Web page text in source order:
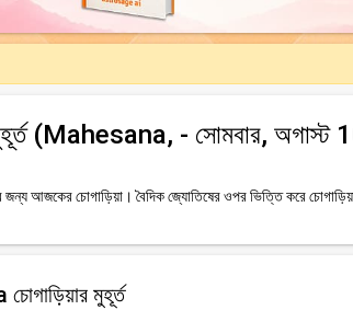
(Mahesana, - সোমবার,
জন্য আজকের চোগাড়িয়া। বৈদিক জ্যোতিষের ওপর ভিত্তি করে
মুহূর্ত